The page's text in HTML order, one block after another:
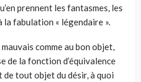
prennent les fantasmes, les
fabulation « légendaire ».
comme au bon objet,
de la fonction d’équivalence
de tout objet du désir, à quoi